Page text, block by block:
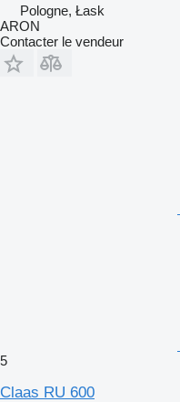
Pologne, Łask
ARON
Contacter le vendeur
5
Claas RU 600